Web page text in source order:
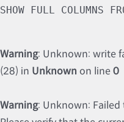
SHOW FULL COLUMNS
Warning: Unknown: write
(28) in Unknown on line0
Warning: Unknown: Failed